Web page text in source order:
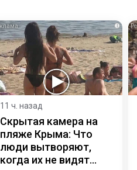
i
11 ч. назад
Скрытая камера на
пляже Крыма: Что
люди вытворяют,
когда их не видят...